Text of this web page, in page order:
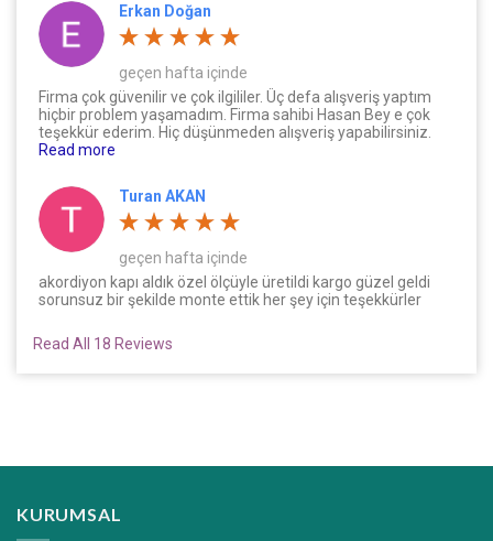
Erkan Doğan
geçen hafta içinde
Firma çok güvenilir ve çok ilgililer. Üç defa alışveriş yaptım
hiçbir problem yaşamadım. Firma sahibi Hasan Bey e çok
teşekkür ederim. Hiç düşünmeden alışveriş yapabilirsiniz.
Read more
Turan AKAN
geçen hafta içinde
akordiyon kapı aldık özel ölçüyle üretildi kargo güzel geldi
sorunsuz bir şekilde monte ettik her şey için teşekkürler
Read All 18 Reviews
KURUMSAL